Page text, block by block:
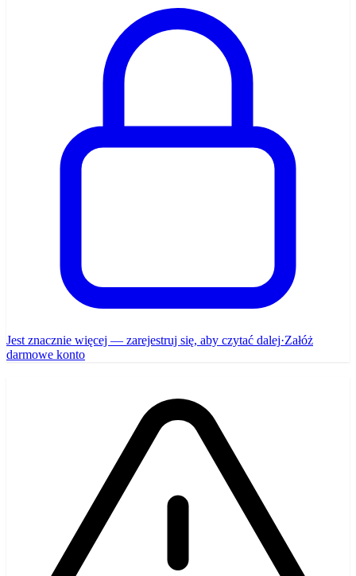
Jest znacznie więcej — zarejestruj się, aby czytać dalej·Załóż
darmowe konto